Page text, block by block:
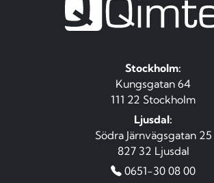
Stockholm:
Kungsgatan 64
111 22 Stockholm
Ljusdal:
Södra Järnvägsgatan 25
827 32 Ljusdal
0651-30 08 00